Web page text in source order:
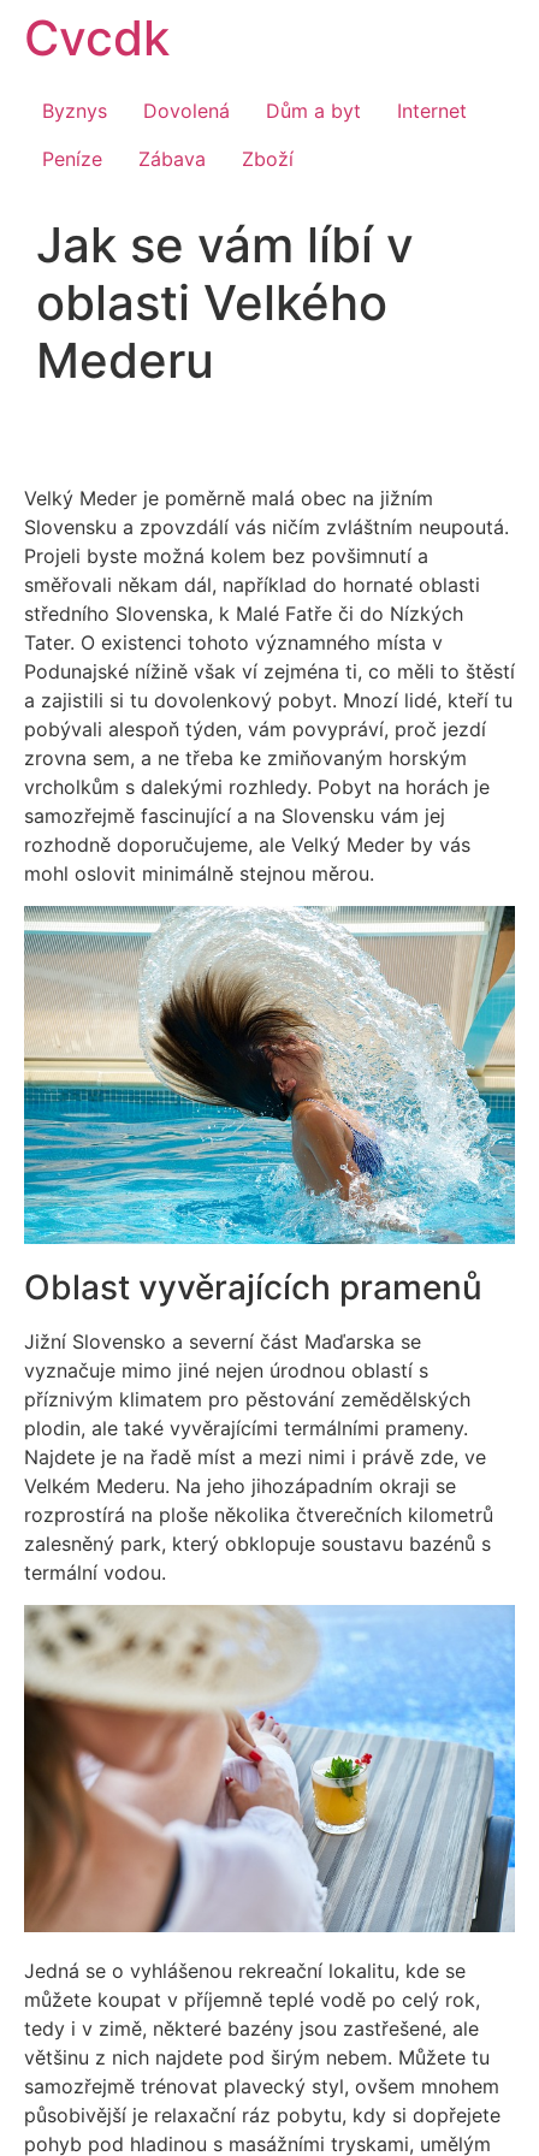
PřejítCvcdk
Byznys Dovolená Dům a byt
Internet
Peníze
Zábava Zboží
Jak se vám líbí v
oblasti Velkého
Mederu
Velký Meder je poměrně malá obec na jižním
Slovensku a zpovzdálí vás ničím zvláštním neupoutá.
Projeli byste možná kolem bez povšimnutí a
směřovali někam dál, například do hornaté oblasti
středního Slovenska, k Malé Fatře či do Nízkých
Tater. O existenci tohoto významného místa v
Podunajské nížině však ví zejména ti, co měli to štěstí
a zajistili si tu dovolenkový pobyt. Mnozí lidé, kteří tu
pobývali alespoň týden, vám povypráví, proč jezdí
zrovna sem, a ne třeba ke zmiňovaným horským
vrcholkům s dalekými rozhledy. Pobyt na horách je
samozřejmě fascinující a na Slovensku vám jej
rozhodně doporučujeme, ale Velký Meder by vás
mohl oslovit minimálně stejnou měrou.
Oblast vyvěrajících pramenů
Jižní Slovensko a severní část Maďarska se
vyznačuje mimo jiné nejen úrodnou oblastí s
příznivým klimatem pro pěstování zemědělských
plodin, ale také vyvěrajícími termálními prameny.
Najdete je na řadě míst a mezi nimi i právě zde, ve
Velkém Mederu. Na jeho jihozápadním okraji se
rozprostírá na ploše několika čtverečních kilometrů
zalesněný park, který obklopuje soustavu bazénů s
termální vodou.
Jedná se o vyhlášenou rekreační lokalitu, kde se
můžete koupat v příjemně teplé vodě po celý rok,
tedy i v zimě, některé bazény jsou zastřešené, ale
většinu z nich najdete pod širým nebem. Můžete tu
samozřejmě trénovat plavecký styl, ovšem mnohem
působivější je relaxační ráz pobytu, kdy si dopřejete
pohyb pod hladinou s masážními tryskami, umělým